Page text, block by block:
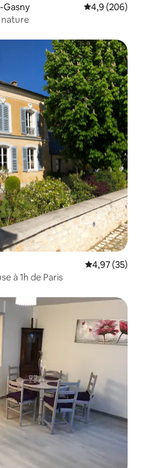
Gasny Note
4,9 (206)
nature
Note
4,97 (35)
à 1h de Paris